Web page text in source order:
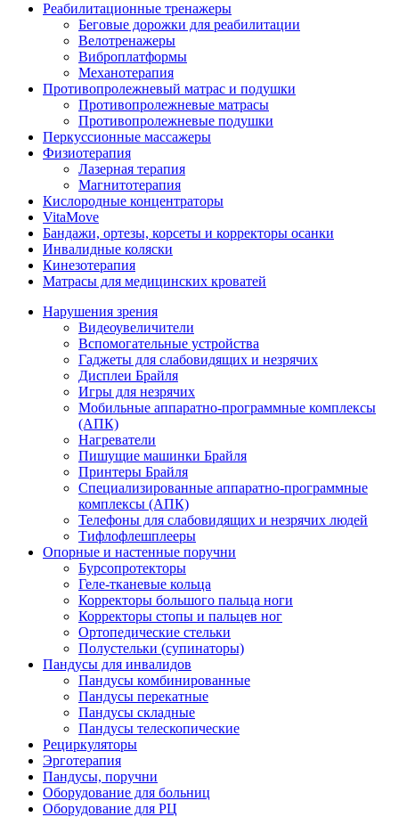
Реабилитационные тренажеры
Беговые дорожки для реабилитации
Велотренажеры
Виброплатформы
Механотерапия
Противопролежневый матрас и подушки
Противопролежневые матрасы
Противопролежневые подушки
Перкуссионные массажеры
Физиотерапия
Лазерная терапия
Магнитотерапия
Кислородные концентраторы
VitaMove
Бандажи, ортезы, корсеты и корректоры осанки
Инвалидные коляски
Кинезотерапия
Матрасы для медицинских кроватей
Нарушения зрения
Видеоувеличители
Вспомогательные устройства
Гаджеты для слабовидящих и незрячих
Дисплеи Брайля
Игры для незрячих
Мобильные аппаратно-программные комплексы
(АПК)
Нагреватели
Пишущие машинки Брайля
Принтеры Брайля
Специализированные аппаратно-программные
комплексы (АПК)
Телефоны для слабовидящих и незрячих людей
Тифлофлешплееры
Опорные и настенные поручни
Бурсопротекторы
Геле-тканевые кольца
Корректоры большого пальца ноги
Корректоры стопы и пальцев ног
Ортопедические стельки
Полустельки (супинаторы)
Пандусы для инвалидов
Пандусы комбинированные
Пандусы перекатные
Пандусы складные
Пандусы телескопические
Рециркуляторы
Эрготерапия
Пандусы, поручни
Оборудование для больниц
Оборудование для РЦ